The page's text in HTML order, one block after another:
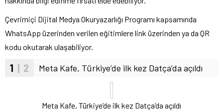
Çevrimiçi Dijital Medya Okuryazarlığı Programı kapsamında
WhatsApp üzerinden verilen eğitimlere link üzerinden ya da QR
kodu okutarak ulaşabiliyor.
1 | 2 Meta Kafe, Türkiye’de ilk kez Datça’da açıldı
Meta Kafe, Türkiye’de ilk kez Datça’da açıldı